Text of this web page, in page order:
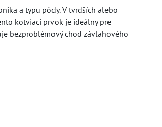
a typu pôdy. V tvrdších alebo
kotviaci prvok je ideálny pre
bezproblémový chod závlahového